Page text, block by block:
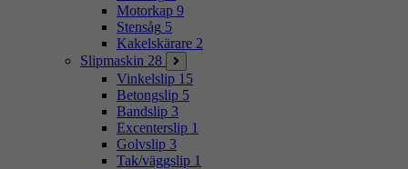
Motorkap 9
Stensåg 5
Kakelskärare 2
Slipmaskin 28
Vinkelslip 15
Betongslip 5
Bandslip 3
Excenterslip 1
Golvslip 3
Tak/väggslip 1